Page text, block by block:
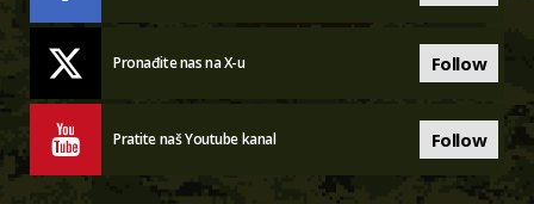
Pronađite nas na X-u Follow
Pratite naš Youtube kanal Follow